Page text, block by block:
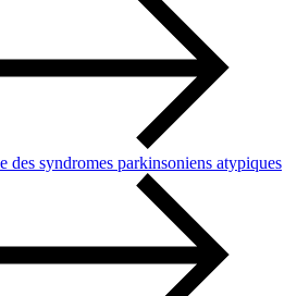
des syndromes parkinsoniens atypiques